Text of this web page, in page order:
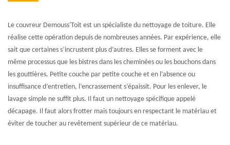
Le couvreur Demouss'Toit est un spécialiste du nettoyage de toiture. Elle
réalise cette opération depuis de nombreuses années. Par expérience, elle
sait que certaines s’incrustent plus d’autres. Elles se forment avec le
même processus que les bistres dans les cheminées ou les bouchons dans
les gouttières. Petite couche par petite couche et en l’absence ou
insuffisance d’entretien, l’encrassement s’épaissit. Pour les enlever, le
lavage simple ne suffit plus. Il faut un nettoyage spécifique appelé
décapage. Il faut alors frotter mais toujours en respectant le matériau et
éviter de toucher au revêtement supérieur de ce matériau.